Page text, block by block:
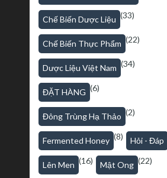
Chế Biến Dược Liệu (33)
Chế Biến Thực Phẩm (22)
Dược Liệu Việt Nam (34)
ĐẶT HÀNG (6)
Đông Trùng Hạ Thảo (2)
Fermented Honey (8) Hỏi - Đáp
Lên Men (16) Mật Ong (22)